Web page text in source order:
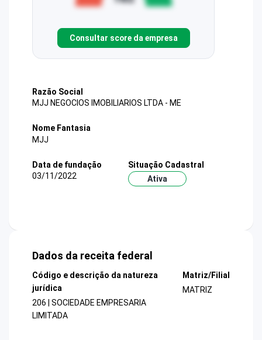
Consultar score da empresa
Razão Social
MJJ NEGOCIOS IMOBILIARIOS LTDA - ME
Nome Fantasia
MJJ
Data de fundação
03/11/2022
Situação Cadastral
Ativa
Dados da receita federal
Código e descrição da natureza
jurídica
206 | SOCIEDADE EMPRESARIA
LIMITADA
Matriz/Filial
MATRIZ